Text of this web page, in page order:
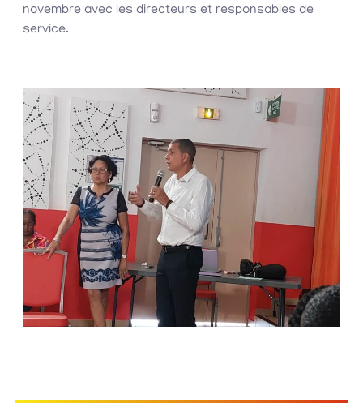
novembre avec les directeurs et responsables de
service.